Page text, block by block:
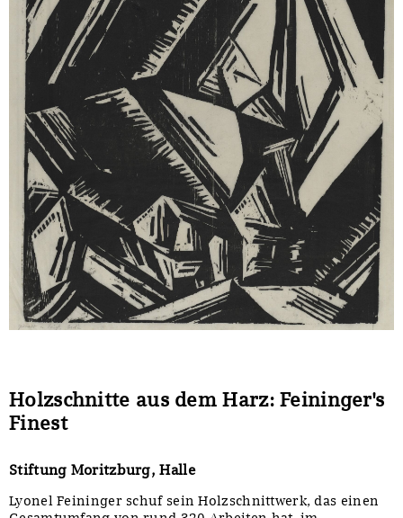
Holzschnitte aus dem Harz: Feininger's
Finest
Stiftung Moritzburg, Halle
Lyonel Feininger schuf sein Holzschnittwerk, das einen